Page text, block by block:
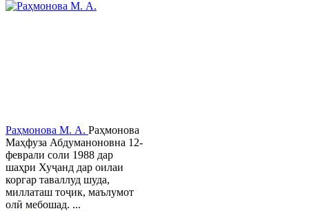
Раҳмонова М. А. Раҳмонова
Маҳфуза Абдуманоновна 12-
феврали соли 1988 дар
шаҳри Хуҷанд дар оилаи
коргар таваллуд шуда,
миллаташ тоҷик, маълумот
олӣ мебошад. ...